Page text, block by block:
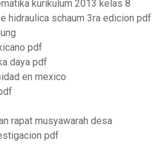
kurikulum 2013 kelas 8
hidraulica schaum 3ra edicion pdf
pdf
daya pdf
en mexico
rapat musyawarah desa
pdf